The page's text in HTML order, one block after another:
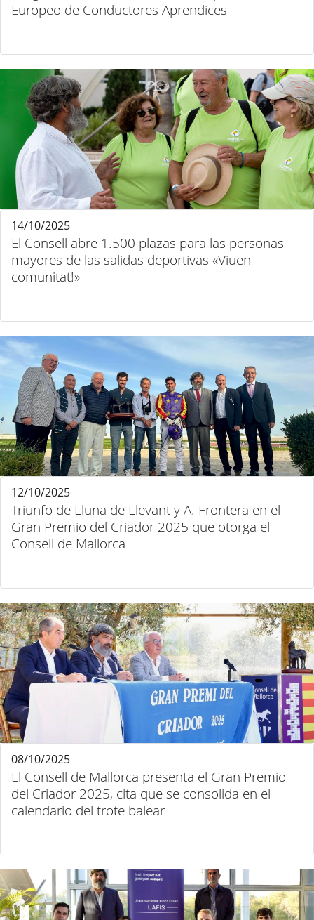
Europeo de Conductores Aprendices
El Consell abre 1.500 plazas para las personas
mayores de las salidas deportivas «Viuen
comunitat!»
14/10/2025
Triunfo de Lluna de Llevant y A. Frontera en el
Gran Premio del Criador 2025 que otorga el
Consell de Mallorca
12/10/2025
El Consell de Mallorca presenta el Gran Premio
del Criador 2025, cita que se consolida en el
calendario del trote balear
08/10/2025